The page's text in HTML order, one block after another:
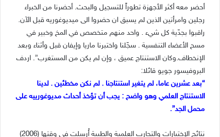
أحضر معه أكثر الأجهزة تطوراً للتسجيل والبحث. أحضرنا من الخبراء
رجلين وامرأتين الذين لم يسبق ان حضروا الى ميديوغوريه قبل الآن.
راقبوا بجدّية كل شيء . واحد منهم متخصص في المخ وخبير في
مسح الأعضاء التنفسية . سجّلنا واختبرنا ماريا وإيفان قبل وأثناء وبعد
الإنخطاف.وكان الاستنتاج عميق ، وإن لم يكن من المستغرب”. اردف
البروفيسور جويو قائلا:
“بعد عشرين عاما، لم يتغير استنتاجنا . لم نكن مخطئين . لدينا
الاستنتاج العلمي وهو واضح : يجب أن تؤخذ أحداث مديوغورييه على
محمل الجد”.
نتائج الإختبارات والتجارب العلمية والطبية أُرسِلت في وقتها (2006)